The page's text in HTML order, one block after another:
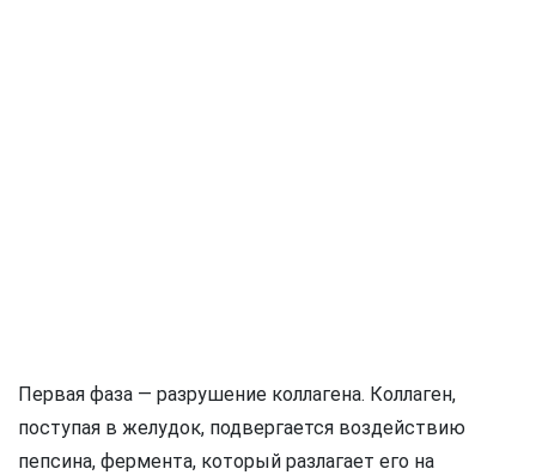
Первая фаза — разрушение коллагена. Коллаген,
поступая в желудок, подвергается воздействию
пепсина, фермента, который разлагает его на